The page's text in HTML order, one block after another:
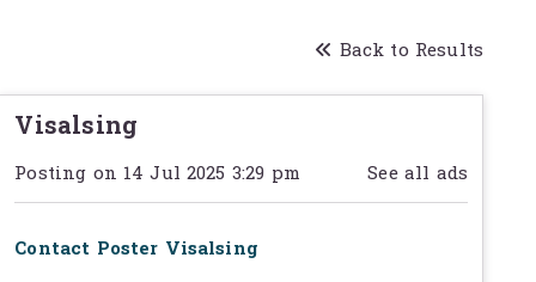
Back to Results
Visalsing
Posting on 14 Jul 2025 3:29 pm See all ads
Contact Poster Visalsing